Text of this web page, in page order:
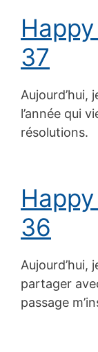
37
Aujourd’hui,
l’année qui
résolutions.
36
Aujourd’hui,
partager
passage